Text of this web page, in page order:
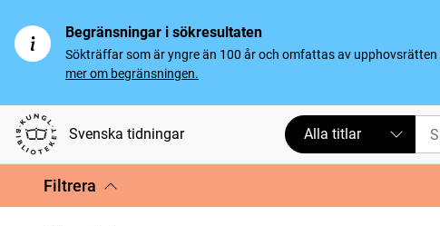
Begränsningar i sökresultaten
Sökträffar som är yngre än 100 år och omfattas av
mer om begränsningen.
Svenska tidningar Alla titlar
Filtrera